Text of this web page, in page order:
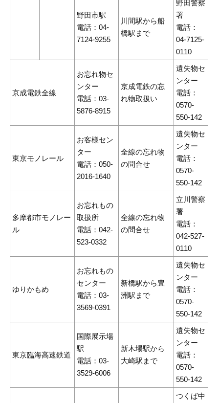
野田市駅
電話：04-
7124-9255
川間駅から船
橋駅まで
野田警察
署
電話：
04-7125-
0110
京成電鉄全線
お忘れ物セ
ンター
電話：03-
5876-8915
京成電鉄の忘
れ物取扱い
遺失物セ
ンター
電話：
0570-
550-142
東京モノレール
お客様セン
ター
電話：050-
2016-1640
全線の忘れ物
の問合せ
遺失物セ
ンター
電話：
0570-
550-142
多摩都市モノレー
ル
お忘れもの
取扱所
電話：042-
523-0332
全線の忘れ物
の問合せ
立川警察
署
電話：
042-527-
0110
ゆりかもめ
お忘れもの
センター
電話：03-
3569-0391
新橋駅から豊
洲駅まで
遺失物セ
ンター
電話：
0570-
550-142
東京臨海高速鉄道
国際展示場
駅
電話：03-
3529-6006
新木場駅から
大崎駅まで
遺失物セ
ンター
電話：
0570-
550-142
つくば中